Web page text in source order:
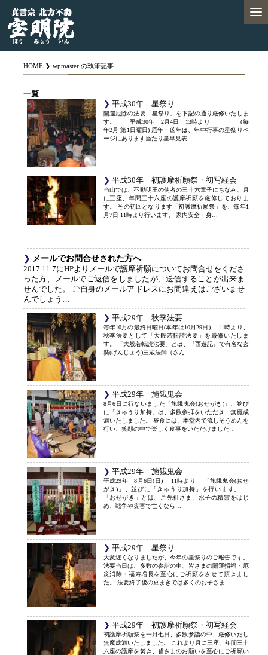
HOME wpmaster の執筆記事
一覧
平成30年 星祭り
開運厄除の法要「星祭り」を下記の通り厳修いたしま
す。 平成30年 2月4日 13時より (毎
年2月 第1日曜日) 厄年・凶年は、年中行事の星祭りペ
ージにあります当たり星早見表…
平成30年 初護摩祈願祭・初写経会
当山では、不動明王の使者の三十六童子にちなみ、月
に三座、年間三十六座の護摩祈願を厳修しておりま
す。 その初回となります「初護摩祈願祭」を、毎年1
月7日 11時より行います。 家内安全・身…
メールでお問合せされた方へ
2017.11.7にHPよりメールで護摩祈願についてお問合せをくださ
った方、メールでご返信をしましたが、送信することが出来ま
せんでした。 ご自身のメールアドレスにお間違えはございませ
んでしょう…
平成29年 秋季法要
毎年10月の最終日曜日(本年は10月29日)、 11時より、
秋季法要として「大般若転読法要」を厳修いたしま
す。 「大般若転読法要」とは、『西遊記』で有名な玄
奘(げんじょう)三蔵法師（さん…
平成29年 施餓鬼会
8月6日に行ないました「施餓鬼会(おせがき)」、並び
に「きゅうり加持」は、多数参拝をいただき、無魔成
満いたしました。 昼食には、本堂内で流しそうめんを
行い、笑顔の中で楽しく食事をいただけました…
平成29年 施餓鬼会
平成29年 8月6日(日) 11時より 「施餓鬼会(おせ
がき)」、並びに「きゅうり加持」を行います。
「おせがき」とは、ご先祖さま、水子の精霊をはじ
め、戦争や災害で亡くなら…
平成29年 星祭り
大変遅くなりましたが、今年の星祭りのご報告です。
法要当日は、多数の参詣の中、皆さまの開運招福・厄
災消除・福寿増長を至心にご祈願をさせて頂きまし
た。 法要終了後の豆まきでは多くのお子さま…
平成29年 初護摩祈願祭・初写経会
初護摩祈願祭を一月七日、多数参詣の中、厳修いたし
無魔成満いたしました。 これより月に三座、年間三十
六座の護摩を焚き、皆さまのお願いを至心にご祈願い